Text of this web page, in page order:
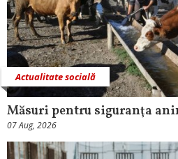
Actualitate socială
Măsuri pentru siguranţa
07 Aug, 2026